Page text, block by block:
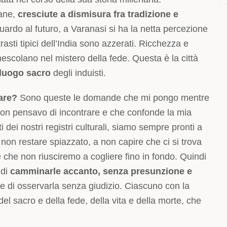
cresciute a dismisura fra tradizione e
al futuro, a Varanasi si ha la netta percezione
tipici dell’India sono azzerati. Ricchezza e
nel mistero della fede. Questa è la città
sacro degli induisti.
Sono queste le domande che mi pongo mentre
pensavo di incontrare e che confonde la mia
nostri registri culturali, siamo sempre pronti a
restare spiazzato, a non capire che ci si trova
non riusciremo a cogliere fino in fondo. Quindi
camminarle accanto, senza presunzione e
di osservarla senza giudizio. Ciascuno con la
sacro e della fede, della vita e della morte, che